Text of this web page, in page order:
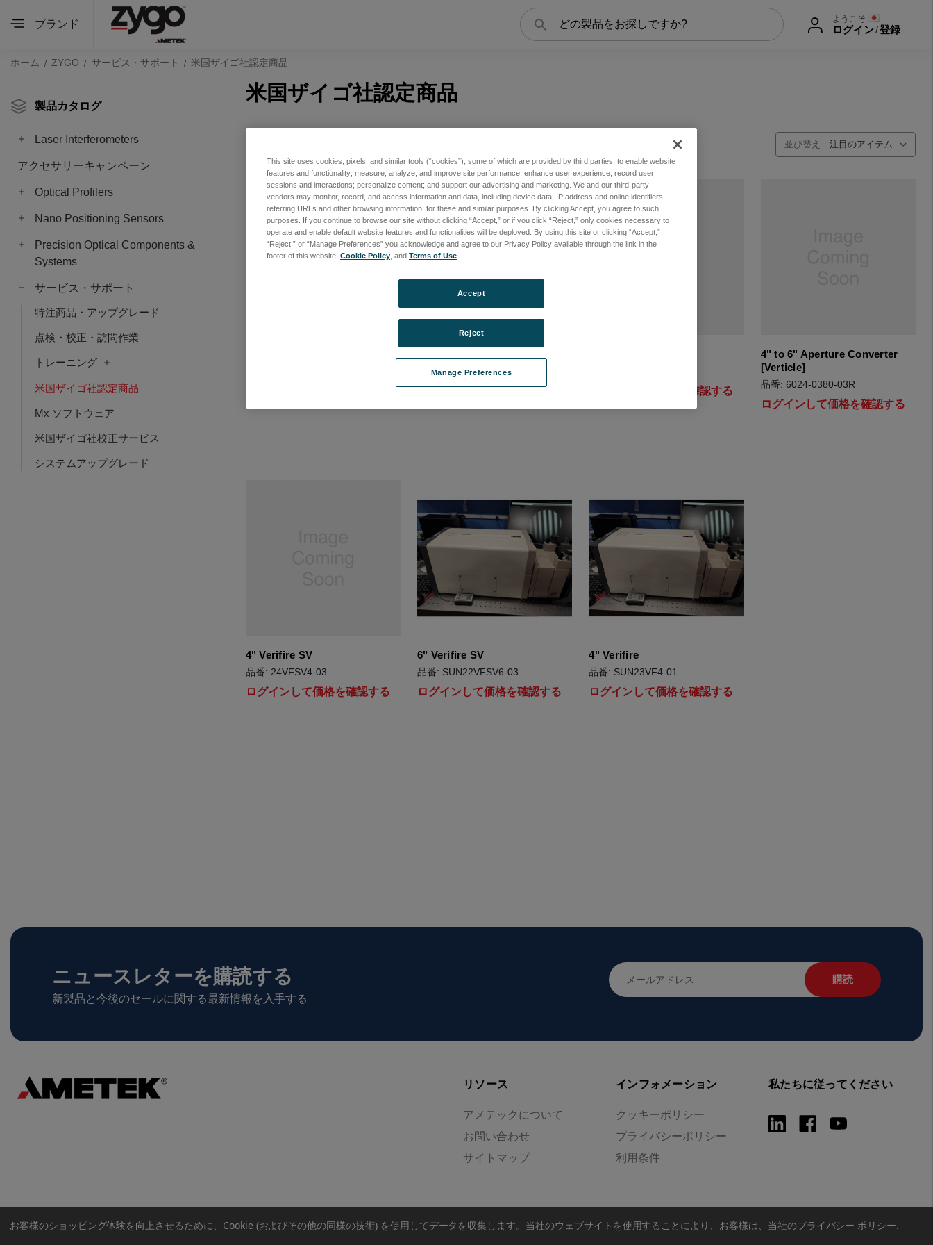
ブランド
検
索
ようこそ
ログイン/登録
ホーム ZYGO サービス・サポート 米国ザイゴ社認定商品
製品カタログ
Laser Interferometers
アクセサリーキャンペーン
Optical Profilers
Nano Positioning Sensors
Precision Optical Components &
Systems
サービス・サポート
特注商品・アップグレード
点検・校正・訪問作業
トレーニング
米国ザイゴ社認定商品
Mx ソフトウェア
米国ザイゴ社校正サービス
システムアップグレード
米国ザイゴ社認定商品
並び替え
品番: 6500-0166-16R
ログインして価格を確認する ログインして価格を確認する
4" to 6" Aperture Converter
[Verticle]
品番: 6024-0380-03R
ログインして価格を確認する
4" Verifire SV
品番: 24VFSV4-03
ログインして価格を確認する
6" Verifire SV
品番: SUN22VFSV6-03
ログインして価格を確認する
4" Verifire
品番: SUN23VF4-01
ログインして価格を確認する
ニュースレターを購読する
新製品と今後のセールに関する最新情報を入手する
メ
ー
リソース
アメテックについて
お問い合わせ
サイトマップ
インフォメーション
クッキーポリシー
プライバシーポリシー
利用条件
私たちに従ってください
お客様のショッピング体験を向上させるために、Cookie (およびその他の同様の技術) を使用してデータを収集します。 当社のウェブサイトを使用することにより、お客様は、当社のプライバシー ポリシー.
This site uses cookies, pixels, and similar tools (“cookies”), some of which are provided by third parties, to enable website
features and functionality; measure, analyze, and improve site performance; enhance user experience; record user
sessions and interactions; personalize content; and support our advertising and marketing. We and our third-party
vendors may monitor, record, and access information and data, including device data, IP address and online identifiers,
referring URLs and other browsing information, for these and similar purposes. By clicking Accept, you agree to such
purposes. If you continue to browse our site without clicking “Accept,” or if you click “Reject,” only cookies necessary to
operate and enable default website features and functionalities will be deployed. By using this site or clicking “Accept,”
“Reject,” or “Manage Preferences” you acknowledge and agree to our Privacy Policy available through the link in the
footer of this website, Cookie Policy , and Terms of Use
Manage Preferences
Reject
Accept